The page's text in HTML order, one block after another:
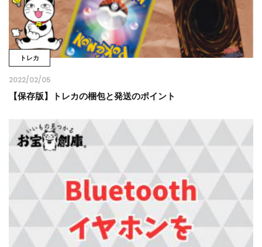
トレカ
2022/02/05
【保存版】トレカの梱包と発送のポイント